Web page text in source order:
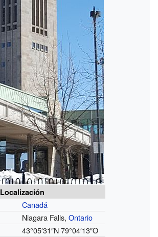
Localización
Canadá
Niagara Falls,Ontario
43°05′31″N79°04′13″O